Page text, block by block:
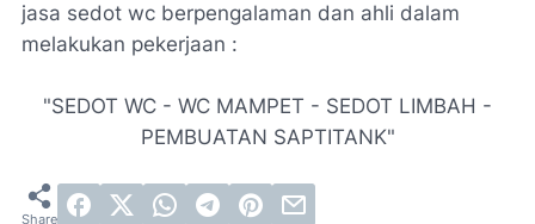
jasa sedot wc berpengalaman dan ahli dalam
melakukan pekerjaan :
"SEDOT WC - WC MAMPET - SEDOT LIMBAH -
PEMBUATAN SAPTITANK"